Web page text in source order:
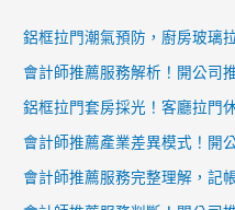
鋁框拉門潮氣預防，廚房玻璃
會計師推薦服務解析！開公司
鋁框拉門套房採光！客廳拉門
會計師推薦產業差異模式！開
會計師推薦服務完整理解，記